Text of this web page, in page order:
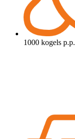
1000 kogels p.p.